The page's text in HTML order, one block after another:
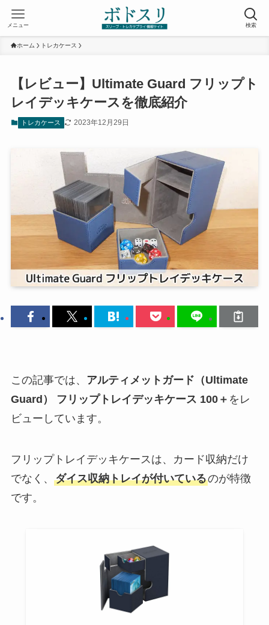
検索
メニュー
ホーム トレカケース
【レビュー】Ultimate Guard フリップト
レイデッキケースを徹底紹介
トレカケース 2023年12月29日
この記事では、 アルティメットガード（Ultimate
Guard） フリップトレイデッキケース 100＋ をレ
ビューしています。
フリップトレイデッキケースは、カード収納だけ
でなく、 ダイス収納トレイが付いているのが特徴
です。